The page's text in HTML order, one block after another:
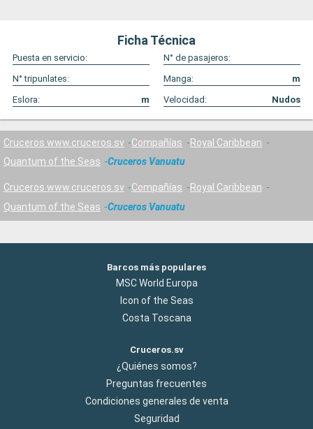
Ficha Técnica
Puesta en servicio:
N° de pasajeros:
N° tripunlates:
Manga:
m
Eslora:
m Velocidad: Nudos
Cruceros www.cruceros.sv Compañías
Royal Caribbean
Quantum of the Seas
Cruceros Vanuatu
Cruceros www.cruceros.sv Compañías
Royal Caribbean
Quantum of the Seas
Cruceros Vanuatu
Barcos más populares
MSC World Europa
Icon of the Seas
Costa Toscana
Cruceros.sv
¿Quiénes somos?
Preguntas frecuentes
Condiciones generales de venta
Seguridad